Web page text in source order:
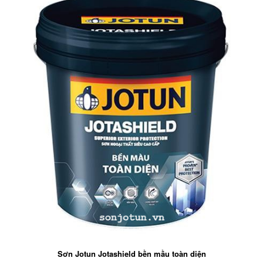
Sơn Jotun Jotashield bền mầu toàn diện